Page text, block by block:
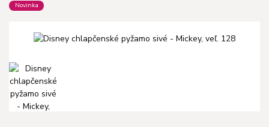
Novinka